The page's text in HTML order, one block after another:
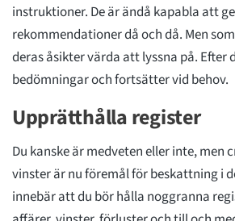
instruktioner. De är ändå kapabla att
rekommendationer då och då. Men
deras åsikter värda att lyssna på. Efter
bedömningar och fortsätter vid behov.
Upprätthålla register
Du kanske är medveten eller inte, men
vinster är nu föremål för beskattning i
innebär att du bör hålla noggranna